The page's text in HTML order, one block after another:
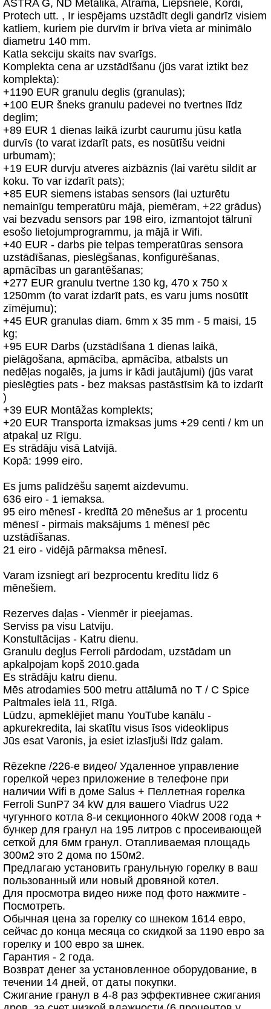
ASTRA G, ND Metalika, Atrama, Liepsnele, Kordi,
Protech utt. , Ir iespējams uzstādīt degli gandrīz visiem
katliem, kuriem pie durvīm ir brīva vieta ar minimālo
diametru 140 mm.
Katla sekciju skaits nav svarīgs.
Komplekta cena ar uzstādīšanu (jūs varat iztikt bez
komplekta):
+1190 EUR granulu deglis (granulas);
+100 EUR šneks granulu padevei no tvertnes līdz
deglim;
+89 EUR 1 dienas laikā izurbt caurumu jūsu katla
durvīs (to varat izdarīt pats, es nosūtīšu veidni
urbumam);
+19 EUR durvju atveres aizbāznis (lai varētu sildīt ar
koku. To var izdarīt pats);
+85 EUR siemens istabas sensors (lai uzturētu
nemainīgu temperatūru mājā, piemēram, +22 grādus)
vai bezvadu sensors par 198 eiro, izmantojot tālrunī
esošo lietojumprogrammu, ja mājā ir Wifi.
+40 EUR - darbs pie telpas temperatūras sensora
uzstādīšanas, pieslēgšanas, konfigurēšanas,
apmācības un garantēšanas;
+277 EUR granulu tvertne 130 kg, 470 x 750 x
1250mm (to varat izdarīt pats, es varu jums nosūtīt
zīmējumu);
+45 EUR granulas diam. 6mm x 35 mm - 5 maisi, 15
kg;
+95 EUR Darbs (uzstādīšana 1 dienas laikā,
pielāgošana, apmācība, apmācība, atbalsts un
nedēļas nogalēs, ja jums ir kādi jautājumi) (jūs varat
pieslēgties pats - bez maksas pastāstīsim kā to izdarīt
)
+39 EUR Montāžas komplekts;
+20 EUR Transporta izmaksas jums +29 centi / km un
atpakaļ uz Rīgu.
Es strādāju visā Latvijā.
Kopā: 1999 eiro.
Es jums palīdzēšu saņemt aizdevumu.
636 eiro - 1 iemaksa.
95 eiro mēnesī - kredītā 20 mēnešus ar 1 procentu
mēnesī - pirmais maksājums 1 mēnesī pēc
uzstādīšanas.
21 eiro - vidējā pārmaksa mēnesī.
Varam izsniegt arī bezprocentu kredītu līdz 6
mēnešiem.
Rezerves daļas - Vienmēr ir pieejamas.
Serviss pa visu Latviju.
Konstultācijas - Katru dienu.
Granulu degļus Ferroli pārdodam, uzstādam un
apkalpojam kopš 2010.gada
Es strādāju katru dienu.
Mēs atrodamies 500 metru attālumā no T / C Spice
Paltmales ielā 11, Rīgā.
Lūdzu, apmeklējiet manu YouTube kanālu -
apkurekredita, lai skatītu visus īsos videoklipus
Jūs esat Varonis, ja esiet izlasījuši līdz galam.
Rēzekne /226-е видео/ Удаленное управление
горелкой через приложение в телефоне при
наличии Wifi в доме Salus + Пеллетная горелка
Ferroli SunP7 34 kW для вашего Viadrus U22
чугунного котла 8-и секционного 40kW 2008 года +
бункер для гранул на 195 литров с просеивающей
сеткой для 6мм гранул. Отапливаемая площадь
300м2 это 2 дома по 150м2.
Предлагаю установить гранульную горелку в ваш
пользованный или новый дровяной котел.
Для просмотра видео ниже под фото нажмите -
Посмотреть.
Обычная цена за горелку со шнеком 1614 евро,
сейчас до конца месяца со скидкой за 1190 евро за
горелку и 100 евро за шнек.
Гарантия - 2 года.
Возврат денег за установленное оборудование, в
течении 14 дней, от даты покупки.
Сжигание гранул в 4-8 раз эффективнее сжигания